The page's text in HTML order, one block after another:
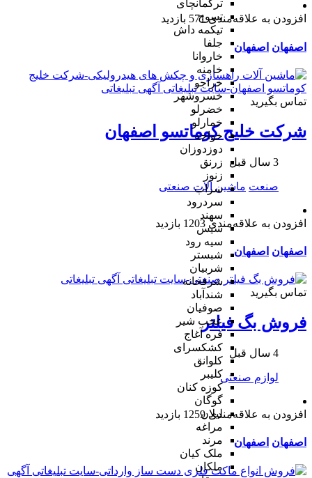
ترکمانچای
تسوج
تیکمه داش
جلفا
خاروانا
خامنه
خراجو
خسروشهر
خضرلو
خمارلو
خواجه
دوزدوزان
زرنق
زنوز
سراب
سردرود
سهند
سیس
سیه رود
شبستر
شربیان
شرفخانه
شندآباد
صوفیان
عجب شیر
قره آغاج
کشکسرای
کلوانق
کلیبر
کوزه کنان
گوگان
لیلان
مراغه
مرند
ملک کیان
ملکان
افزودن به علاقه‌مندی 571 بازدید
اصفهان اصفهان
تماس بگیرید
شرکت خلیج کوماتسو اصفهان
3 سال قبل
صنعت ماشین آلات صنعتی
افزودن به علاقه‌مندی 1203 بازدید
اصفهان اصفهان
تماس بگیرید
فروش بگ فیلتر
4 سال قبل
لوازم صنعتی
افزودن به علاقه‌مندی 1259 بازدید
اصفهان اصفهان